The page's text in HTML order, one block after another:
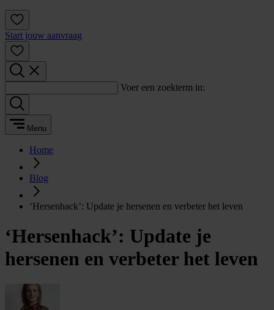
Start jouw aanvraag
Voer een zoekterm in:
Menu
Home
Blog
‘Hersenhack’: Update je hersenen en verbeter het leven
‘Hersenhack’: Update je
hersenen en verbeter het leven